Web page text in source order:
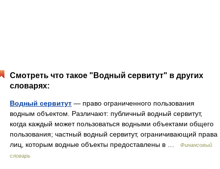
Смотреть что такое "Водный сервитут" в других
словарях:
Водный сервитут — право ограниченного пользования
водным объектом. Различают: публичный водный сервитут,
когда каждый может пользоваться водными объектами общего
пользования; частный водный сервитут, ограничивающий права
лиц, которым водные объекты предоставлены в …
Финансовый
словарь